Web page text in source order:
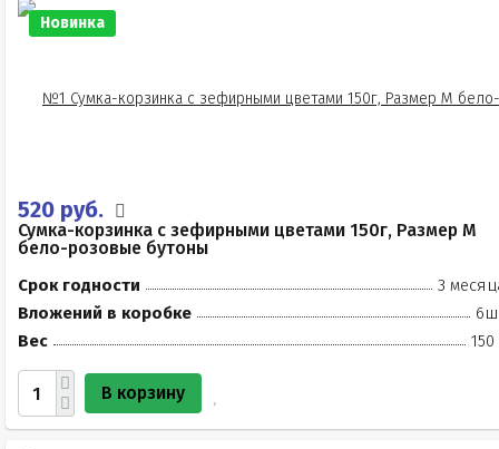
Новинка
520 руб.
Сумка-корзинка с зефирными цветами 150г, Размер М
бело-розовые бутоны
Срок годности
3
Вложений в коробке
Вес
150
В корзину